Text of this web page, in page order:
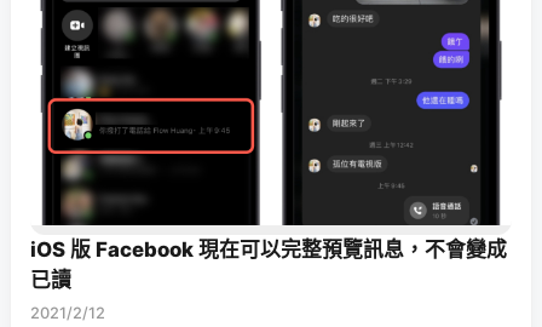
iOS 版 Facebook 現在可以完整預覽訊息，不會變成
已讀
2021/2/12